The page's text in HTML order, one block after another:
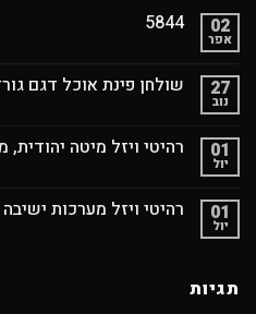
02
אפר
5844
27
נוב
שולחן פינת אוכל דגם
01
יול
רהיטי ויזל מיטה יהודית,
01
יול
רהיטי ויזל מערכות ישיבה
תגיות